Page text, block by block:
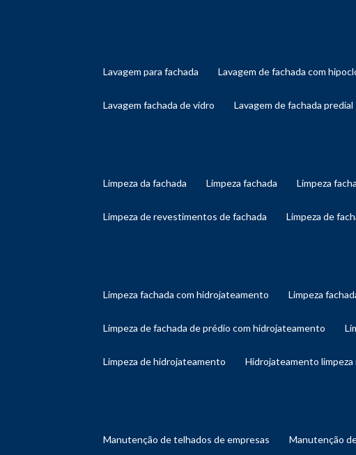
lavagem para fachada lavagem de fachada com
lavagem fachada de vidro lavagem de fachada predial
limpeza da fachada limpeza fachada limpeza
limpeza de revestimentos de fachada limpeza de
limpeza fachada com hidrojateamento limpeza
limpeza de fachada de prédio com hidrojateamento
limpeza de hidrojateamento hidrojateamento
manutenção de telhados de empresas manutenção